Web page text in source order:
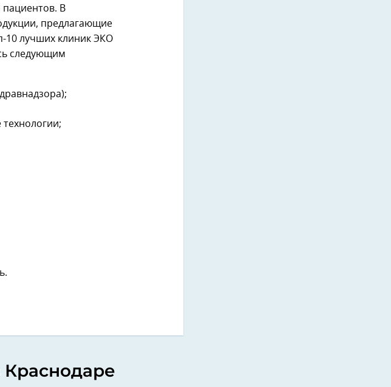
пациентов. В
предлагающие
10 лучших клиник ЭКО
следующим